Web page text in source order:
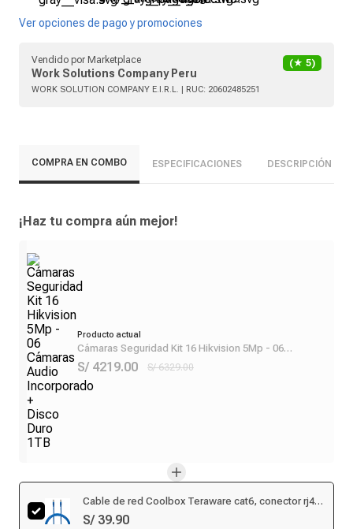
Ver opciones de pago y promociones
Vendido por Marketplace
Work Solutions Company Peru
(★ 5)
WORK SOLUTION COMPANY E.I.R.L. | RUC: 20602485251
COMPRA EN COMBO ESPECIFICACIONES DESCRIPCIÓN
¡Haz tu compra aún mejor!
Producto actual
Cámaras Seguridad Kit 16 Hikvision 5Mp - 06
Cámaras Audio Incorporado + Disco Duro 1TB
S/ 4219.00 S/ 6329.00
Cable de red Coolbox Teraware cat6, conector rj45,
250 mhz, 15 metros, azul
S/ 39.90